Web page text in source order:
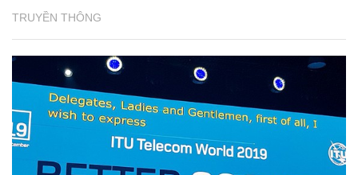
TRUYỀN THÔNG